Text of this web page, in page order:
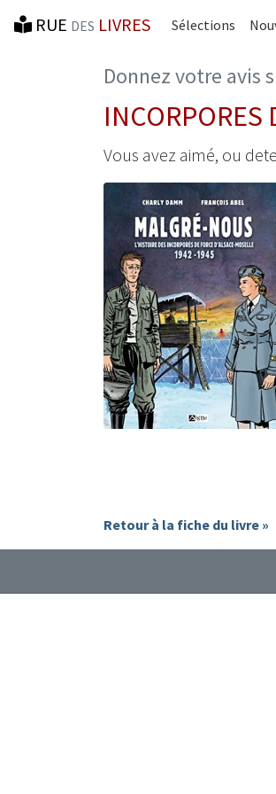
RUE DES LIVRES Sélections
Donnez votre avis
INCORPORES
Vous avez aimé, ou
Retour à la fiche du livre »